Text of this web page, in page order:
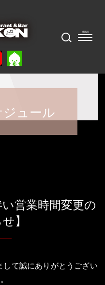
ュール
い営業時間変更の
】
て誠にありがとうござい